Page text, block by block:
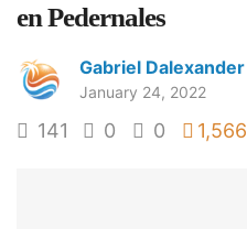
en Pedernales
Gabriel Dalexander
January 24, 2022
141 0 0 1,566